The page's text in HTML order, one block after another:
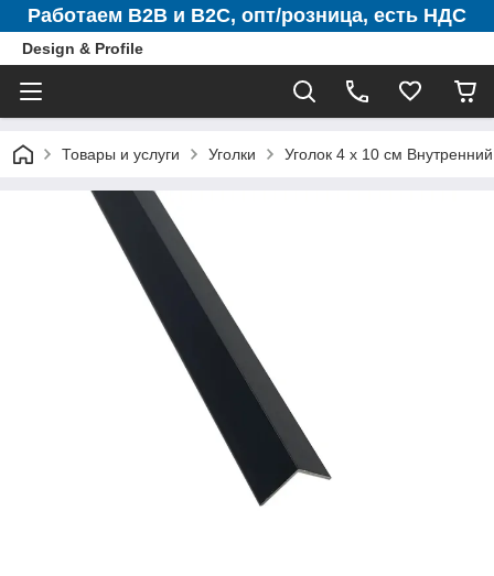
Работаем B2B и B2C, опт/розница, есть НДС
Design & Profile
Товары и услуги Уголки Уголок 4 х 10 см